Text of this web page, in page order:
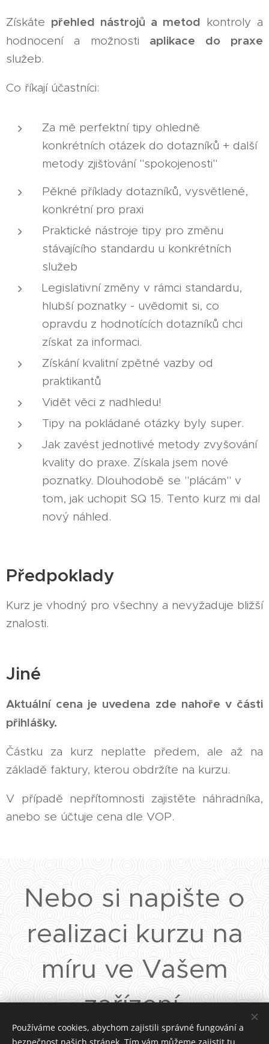
Získáte přehled nástrojů a metod kontroly a
hodnocení a možnosti aplikace do praxe
služeb.
Co říkají účastníci:
Za mě perfektní tipy ohledně
konkrétních otázek do dotazníků + další
metody zjišťování "spokojenosti"
Pěkné příklady dotazníků, vysvětlené,
konkrétní pro praxi
Praktické nástroje tipy pro změnu
stávajícího standardu u konkrétních
služeb
Legislativní změny v rámci standardu,
hlubší poznatky - uvědomit si, co
opravdu z hodnotících dotazníků chci
získat za informaci.
Získání kvalitní zpětné vazby od
praktikantů
Vidět věci z nadhledu!
Tipy na pokládané otázky byly super.
Jak zavést jednotlivé metody zvyšování
kvality do praxe. Získala jsem nové
poznatky. Dlouhodobě se "plácám" v
tom, jak uchopit SQ 15. Tento kurz mi dal
nový náhled.
Předpoklady
Kurz je vhodný pro všechny a nevyžaduje bližší
znalosti.
Jiné
Aktuální cena je uvedena zde nahoře v části
přihlášky.
Částku za kurz neplaťte předem, ale až na
základě faktury, kterou obdržíte na kurzu.
V případě nepřítomnosti zajistěte náhradníka,
anebo se účtuje cena dle VOP.
Nebo si napište o
realizaci kurzu na
míru ve Vašem
zařízení.
Používáme cookies, abychom zajistili správné fungování a